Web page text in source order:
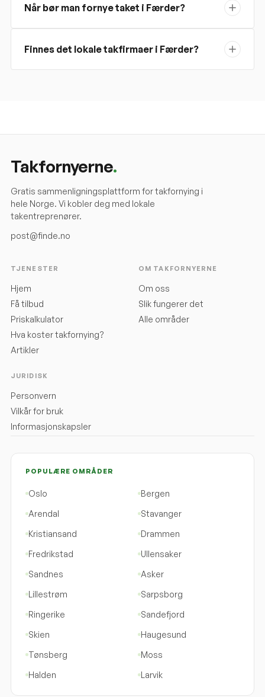
Når bør man fornye taket i Færder?
Finnes det lokale takfirmaer i Færder?
Takfornyerne.
Gratis sammenligningsplattform for takfornying i
hele Norge. Vi kobler deg med lokale
takentreprenører.
post@finde.no
TJENESTER
Hjem
Få tilbud
Priskalkulator
Hva koster takfornying?
Artikler
OM TAKFORNYERNE
Om oss
Slik fungerer det
Alle områder
JURIDISK
Personvern
Vilkår for bruk
Informasjonskapsler
POPULÆRE OMRÅDER
Oslo
Bergen
Arendal
Stavanger
Kristiansand
Drammen
Fredrikstad
Ullensaker
Sandnes
Asker
Lillestrøm
Sarpsborg
Ringerike
Sandefjord
Skien
Haugesund
Tønsberg
Moss
Halden
Larvik